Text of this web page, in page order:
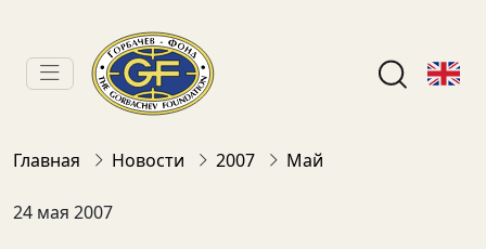
Главная Новости 2007 Май
24 мая 2007